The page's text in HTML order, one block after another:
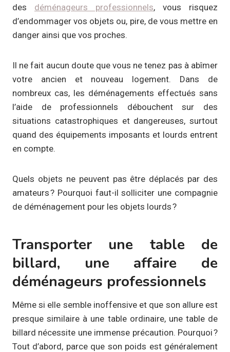
des déménageurs professionnels, vous risquez
d’endommager vos objets ou, pire, de vous mettre en
danger ainsi que vos proches.
Il ne fait aucun doute que vous ne tenez pas à abîmer
votre ancien et nouveau logement. Dans de
nombreux cas, les déménagements effectués sans
l’aide de professionnels débouchent sur des
situations catastrophiques et dangereuses, surtout
quand des équipements imposants et lourds entrent
en compte.
Quels objets ne peuvent pas être déplacés par des
amateurs ? Pourquoi faut-il solliciter une compagnie
de déménagement pour les objets lourds ?
Transporter une table de
billard, une affaire de
déménageurs professionnels
Même si elle semble inoffensive et que son allure est
presque similaire à une table ordinaire, une table de
billard nécessite une immense précaution. Pourquoi ?
Tout d’abord, parce que son poids est généralement